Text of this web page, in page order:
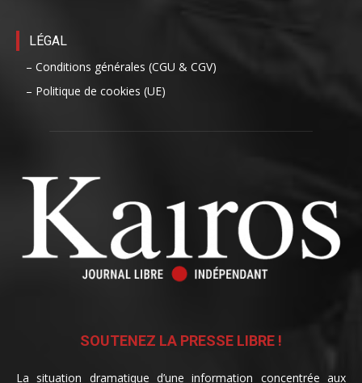
LÉGAL
– Conditions générales (CGU & CGV)
– Politique de cookies (UE)
SOUTENEZ LA PRESSE LIBRE !
La situation dramatique d’une information concentrée aux